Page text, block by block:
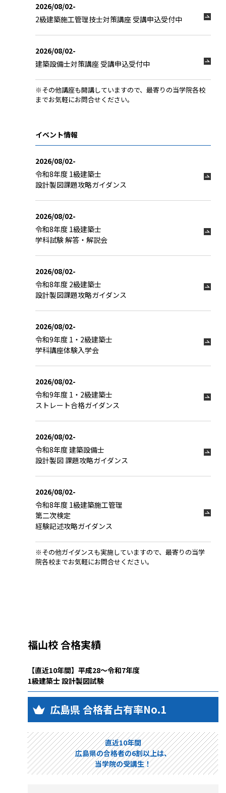
2026/08/02-
2級建築施工管理技士対策講座 受講申込受付中
2026/08/02-
建築設備士対策講座 受講申込受付中
※その他講座も開講していますので、最寄りの当学院各校
までお気軽にお問合せください。
イベント情報
2026/08/02-
令和8年度 1級建築士
設計製図課題攻略ガイダンス
2026/08/02-
令和8年度 1級建築士
学科試験 解答・解説会
2026/08/02-
令和8年度 2級建築士
設計製図課題攻略ガイダンス
2026/08/02-
令和9年度 1・2級建築士
学科講座体験入学会
2026/08/02-
令和9年度 1・2級建築士
ストレート合格ガイダンス
2026/08/02-
令和8年度 建築設備士
設計製図 課題攻略ガイダンス
2026/08/02-
令和8年度 1級建築施工管理
第二次検定
経験記述攻略ガイダンス
※その他ガイダンスも実施していますので、最寄りの当学
院各校までお気軽にお問合せください。
福山校 合格実績
【直近10年間】平成28～令和7年度
1級建築士 設計製図試験
広島県 合格者占有率No.1
直近10年間
広島県の合格者の6割以上は、
当学院の受講生！